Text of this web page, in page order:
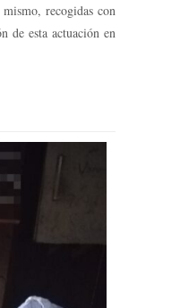
recogidas con
de esta actuación en